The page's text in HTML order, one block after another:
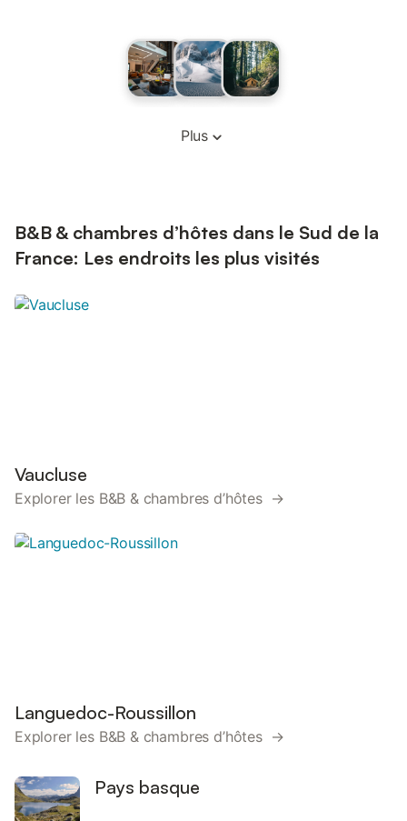
Plus
B&B & chambres d’hôtes dans le Sud de la
France: Les endroits les plus visités
Vaucluse
Explorer les B&B & chambres d’hôtes →
Languedoc-Roussillon
Explorer les B&B & chambres d’hôtes →
Pays basque